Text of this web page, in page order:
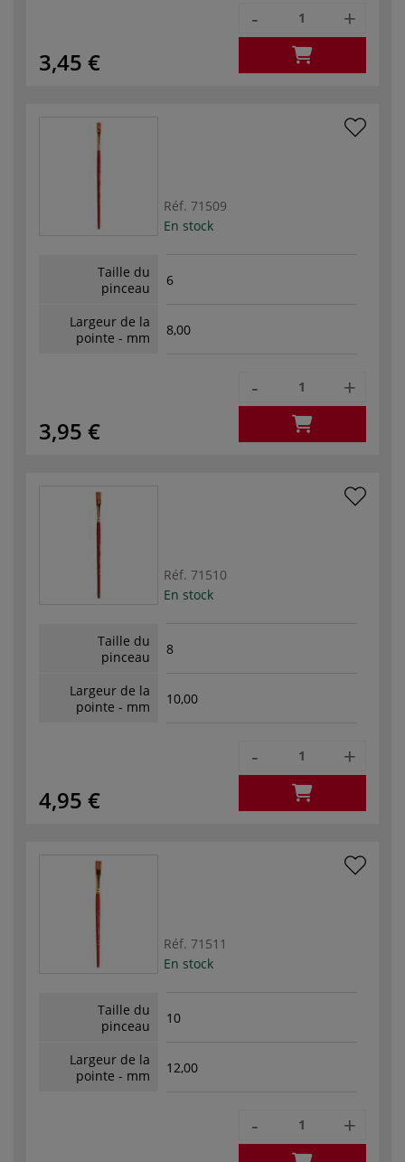
3,45 €
- +
Réf. 71509
En stock
Taille du
pinceau
6
Largeur de la
pointe - mm
8,00
3,95 €
- +
Réf. 71510
En stock
Taille du
pinceau
8
Largeur de la
pointe - mm
10,00
4,95 €
- +
Réf. 71511
En stock
Taille du
pinceau
10
Largeur de la
pointe - mm
12,00
- +